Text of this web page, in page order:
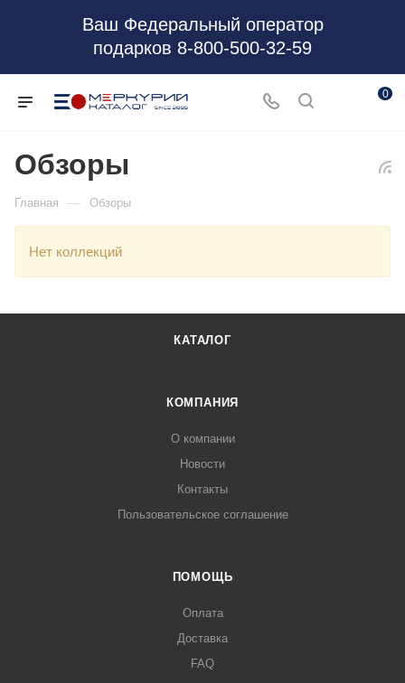
Ваш Федеральный оператор
подарков 8-800-500-32-59
0
Обзоры
Главная — Обзоры
Нет коллекций
КАТАЛОГ
КОМПАНИЯ
О компании
Новости
Контакты
Пользовательское соглашение
ПОМОЩЬ
Оплата
Доставка
FAQ